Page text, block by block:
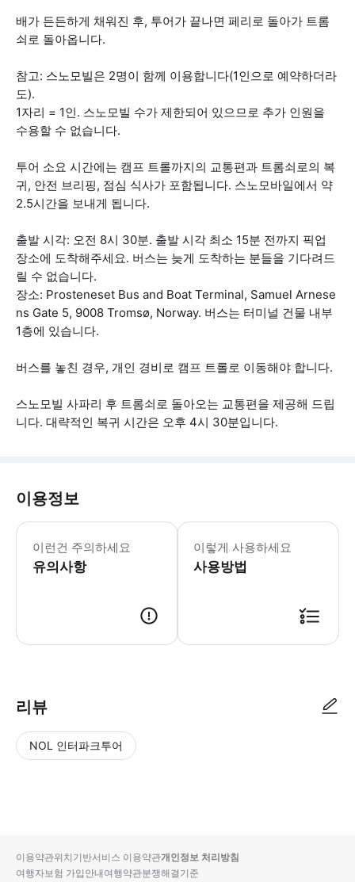
배가 든든하게 채워진 후, 투어가 끝나면 페리로 돌아가 트롬
쇠로 돌아옵니다.
참고: 스노모빌은 2명이 함께 이용합니다(1인으로 예약하더라
도).
1자리 = 1인. 스노모빌 수가 제한되어 있으므로 추가 인원을
수용할 수 없습니다.
투어 소요 시간에는 캠프 트롤까지의 교통편과 트롬쇠로의 복
귀, 안전 브리핑, 점심 식사가 포함됩니다. 스노모바일에서 약
2.5시간을 보내게 됩니다.
출발 시각: 오전 8시 30분. 출발 시각 최소 15분 전까지 픽업
장소에 도착해주세요. 버스는 늦게 도착하는 분들을 기다려드
릴 수 없습니다.
장소: Prosteneset Bus and Boat Terminal, Samuel Arnese
ns Gate 5, 9008 Tromsø, Norway. 버스는 터미널 건물 내부
1층에 있습니다.
버스를 놓친 경우, 개인 경비로 캠프 트롤로 이동해야 합니다.
스노모빌 사파리 후 트롬쇠로 돌아오는 교통편을 제공해 드립
니다. 대략적인 복귀 시간은 오후 4시 30분입니다.
이용정보
이런건 주의하세요
유의사항
스노모빌 공유 체험 - 스노모빌은 두
이렇게 사용하세요
사용방법
리뷰
NOL 인터파크투어
입니
다.
순
상
이용약관위치기반서비스 이용약관개인정보 처리방침
여행자보험 가입안내여행약관분쟁해결기준